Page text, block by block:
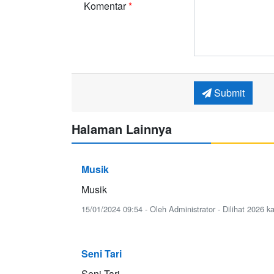
Komentar*
Submit
Halaman Lainnya
Musik
Musik
15/01/2024 09:54 - Oleh Administrator - Dilihat 2026
Seni Tari